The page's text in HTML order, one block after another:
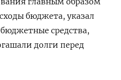
бюджета, указал
средства,
долги перед